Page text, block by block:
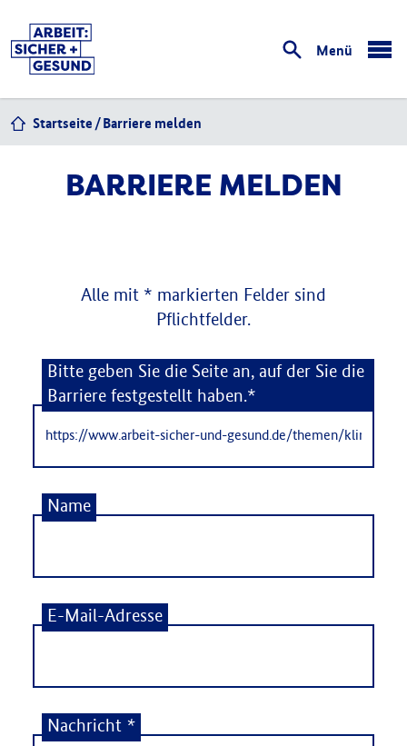
Menü
Startseite Barriere melden
BARRIERE MELDEN
Alle mit * markierten Felder sind
Pflichtfelder.
Barriere melden
Bitte geben Sie die Seite an, auf der Sie die
Barriere festgestellt haben.*
Name
E-Mail-Adresse
Nachricht *